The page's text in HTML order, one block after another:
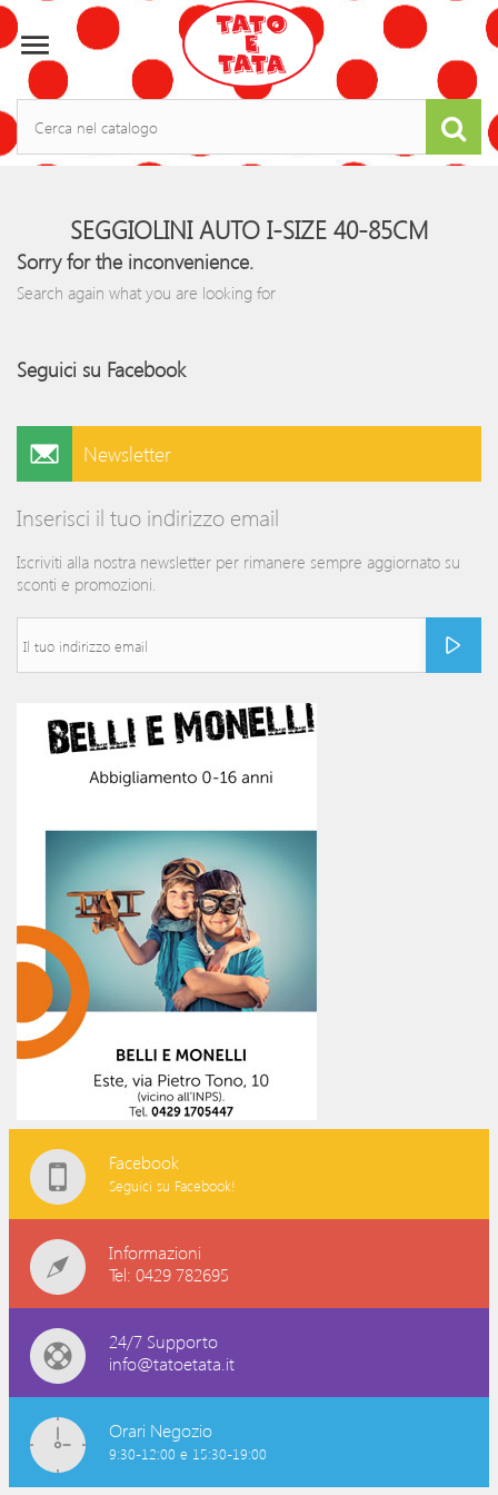

SEGGIOLINI AUTO I-SIZE 40-85CM
Sorry for the inconvenience.
Search again what you are looking for
Seguici su Facebook
Newsletter
Inserisci il tuo indirizzo email
Iscriviti alla nostra newsletter per rimanere sempre aggiornato su
sconti e promozioni.
Facebook
Seguici su Facebook!
Informazioni
Tel: 0429 782695
24/7 Supporto
info@tatoetata.it
Orari Negozio
9:30-12:00 e 15:30-19:00